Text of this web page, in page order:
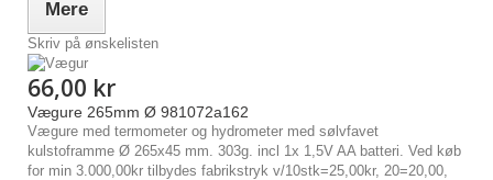
Mere
Skriv på ønskelisten
66,00 kr
Vægure 265mm Ø 981072a162
Vægure med termometer og hydrometer med sølvfavet
kulstoframme Ø 265x45 mm. 303g. incl 1x 1,5V AA batteri. Ved køb
for min 3.000,00kr tilbydes fabrikstryk v/10stk=25,00kr, 20=20,00,